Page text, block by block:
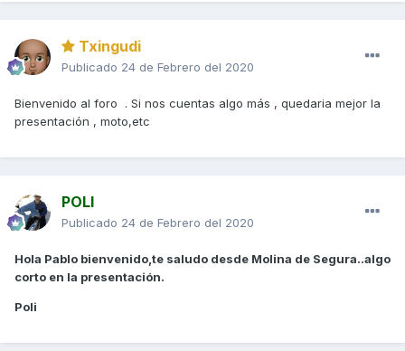
Txingudi
Publicado 24 de Febrero del 2020
Bienvenido al foro . Si nos cuentas algo más , quedaria mejor la
presentación , moto,etc
POLI
Publicado 24 de Febrero del 2020
Hola Pablo bienvenido,te saludo desde Molina de Segura..algo
corto en la presentación.
Poli